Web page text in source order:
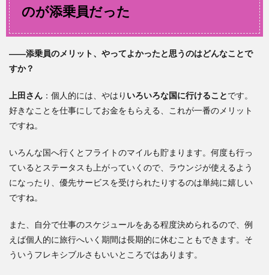
のが添乗員だった
――添乗員のメリット、やってよかったと思うのはどんなことで
すか？
上田さん ：個人的には、やはり いろいろな国に行けることです。
好きなことを仕事にしてお金をもらえる、これが一番のメリット
ですね。
いろんな国へ行くとフライトのマイルも貯まります。何度も行っ
ているとステータスも上がっていくので、ラウンジが使えるよう
になったり、優先サービスを受けられたりするのは単純に嬉しい
ですね。
また、自分で仕事のスケジュールをある程度決められるので、例
えば個人的に旅行へいく期間は長期的に休むこともできます。そ
ういうフレキシブルさもいいところではあります。